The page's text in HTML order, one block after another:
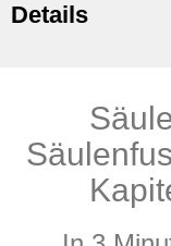
Details